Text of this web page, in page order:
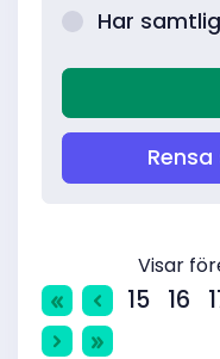
Har
Visar
15 16